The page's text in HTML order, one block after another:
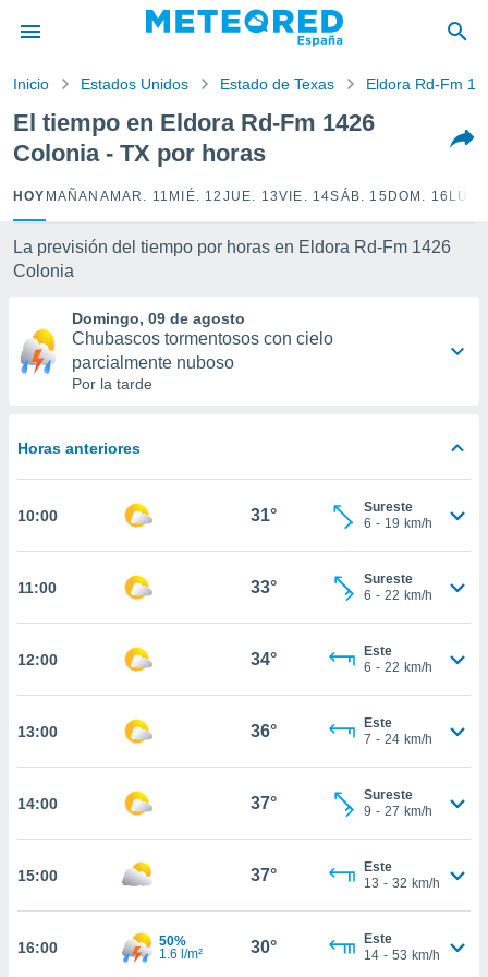
por
para
la
calidad.
a este
las
digital
seguir
a la
todas
nuestros
análisis
así como
en
CONFIGURACIÓN
Inicio Estados Unidos Estado de Texas Eldora Rd-Fm
El tiempo en Eldora Rd-Fm 1426
Colonia - TX por horas
HOY MAÑANA MAR. 11 MIÉ. 12 JUE. 13VIE. 14SÁB. 15 DOM. 16
La previsión del tiempo por horas en Eldora Rd-Fm 1426
Colonia
Domingo, 09 de agosto
Chubascos tormentosos con cielo
parcialmente nuboso
Por la tarde
Horas anteriores
10:00 31°
Sureste
6 - 19 km/h
11:00 33°
Sureste
6 - 22 km/h
12:00 34°
Este
6 - 22 km/h
13:00 36°
Este
7 - 24 km/h
14:00 37°
Sureste
9 - 27 km/h
15:00 37°
Este
13 - 32 km/h
16:00
50%
1.6 l/m²
30°
Este
14 - 53 km/h